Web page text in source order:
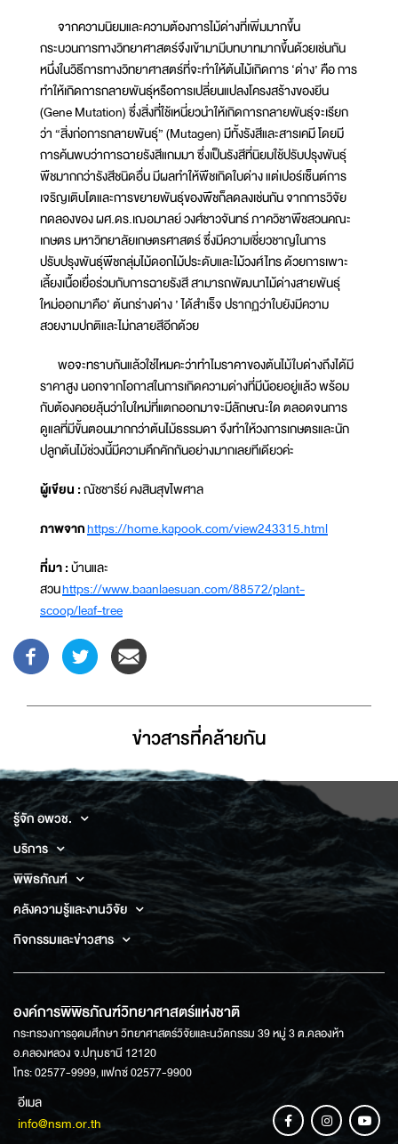
จากความนิยมและความต้องการไม้ด่างที่เพิ่มมากขึ้น
กระบวนการทางวิทยาศาสตร์จึงเข้ามามีบทบาทมากขึ้นด้วยเช่นกัน
หนึ่งในวิธีการทางวิทยาศาสตร์ที่จะทำให้ต้นไม้เกิดการ ‘ด่าง’ คือ การ
ทำให้เกิดการกลายพันธุ์หรือการเปลี่ยนแปลงโครงสร้างของยีน
(Gene Mutation) ซึ่งสิ่งที่ใช้เหนี่ยวนำให้เกิดการกลายพันธุ์จะเรียก
ว่า “สิ่งก่อการกลายพันธุ์” (Mutagen) มีทั้งรังสีและสารเคมี โดยมี
การค้นพบว่าการฉายรังสีแกมมา ซึ่งเป็นรังสีที่นิยมใช้ปรับปรุงพันธุ์
พืชมากกว่ารังสีชนิดอื่น มีผลทำให้พืชเกิดใบด่าง แต่เปอร์เซ็นต์การ
เจริญเติบโตและการขยายพันธุ์ของพืชก็ลดลงเช่นกัน จากการวิจัย
ทดลองของ ผศ.ดร.เฌอมาลย์ วงศ์ชาวจันทร์ ภาควิชาพืชสวนคณะ
เกษตร มหาวิทยาลัยเกษตรศาสตร์ ซึ่งมีความเชี่ยวชาญในการ
ปรับปรุงพันธุ์พืชกลุ่มไม้ดอกไม้ประดับและไม้วงศ์ไทร ด้วยการเพาะ
เลี้ยงเนื้อเยื่อร่วมกับการฉายรังสี สามารถพัฒนาไม้ด่างสายพันธุ์
ใหม่ออกมาคือ‘ ต้นกร่างด่าง ’ ได้สำเร็จ ปรากฏว่าใบยังมีความ
สวยงามปกติและไม่กลายสีอีกด้วย
พอจะทราบกันแล้วใช่ไหมคะว่าทำไมราคาของต้นไม้ใบด่างถึงได้มี
ราคาสูง นอกจากโอกาสในการเกิดความด่างที่มีน้อยอยู่แล้ว พร้อม
กับต้องคอยลุ้นว่าใบใหม่ที่แตกออกมาจะมีลักษณะใด ตลอดจนการ
ดูแลที่มีขั้นตอนมากกว่าต้นไม้ธรรมดา จึงทำให้วงการเกษตรและนัก
ปลูกต้นไม้ช่วงนี้มีความคึกคักกันอย่างมากเลยทีเดียวค่ะ
ผู้เขียน :ณัชชารีย์ คงสินสุขไพศาล
ภาพจากhttps://home.kapook.com/view243315.html
ที่มา :บ้านและ
สวนhttps://www.baanlaesuan.com/88572/plant-
scoop/leaf-tree
ข่าวสารที่่คล้ายกัน
รู้จัก อพวช.
บริการ
พิพิธภัณฑ์
คลังความรู้และงานวิจัย
กิจกรรมและข่าวสาร
องค์การพิพิธภัณฑ์วิทยาศาสตร์แห่งชาติ
กระทรวงการอุดมศึกษา วิทยาศาสตร์วิจัยและนวัตกรรม 39 หมู่ 3 ต.คลองห้า
อ.คลองหลวง จ.ปทุมธานี 12120
โทร: 02577-9999, แฟกซ์ 02577-9900
อีเมล
info@nsm.or.th